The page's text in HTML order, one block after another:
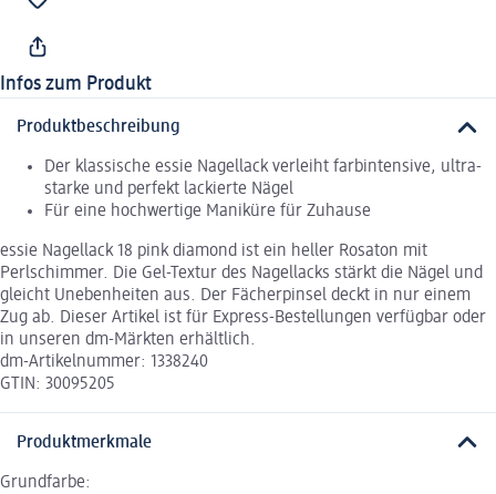
Infos zum Produkt
Produktbeschreibung
Der klassische essie Nagellack verleiht farbintensive, ultra-
starke und perfekt lackierte Nägel
Für eine hochwertige Maniküre für Zuhause
essie Nagellack 18 pink diamond ist ein heller Rosaton mit
Perlschimmer. Die Gel-Textur des Nagellacks stärkt die Nägel und
gleicht Unebenheiten aus. Der Fächerpinsel deckt in nur einem
Zug ab. Dieser Artikel ist für Express-Bestellungen verfügbar oder
in unseren dm-Märkten erhältlich.
dm-Artikelnummer: 1338240
GTIN: 30095205
Produktmerkmale
Grundfarbe: